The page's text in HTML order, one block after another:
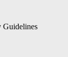
Guidelines